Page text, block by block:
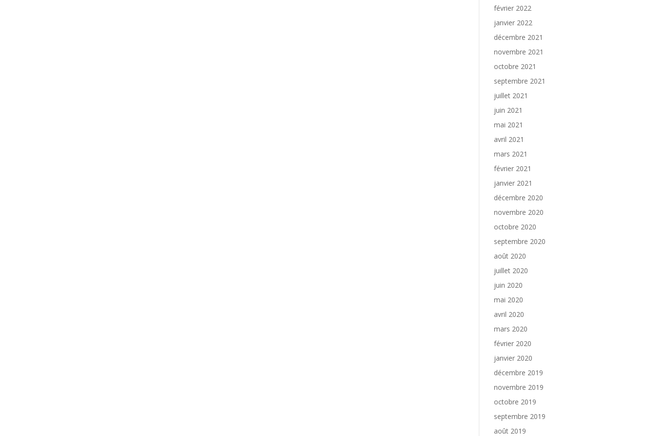
février 2022
janvier 2022
décembre 2021
novembre 2021
octobre 2021
septembre 2021
juillet 2021
juin 2021
mai 2021
avril 2021
mars 2021
février 2021
janvier 2021
décembre 2020
novembre 2020
octobre 2020
septembre 2020
août 2020
juillet 2020
juin 2020
mai 2020
avril 2020
mars 2020
février 2020
janvier 2020
décembre 2019
novembre 2019
octobre 2019
septembre 2019
août 2019